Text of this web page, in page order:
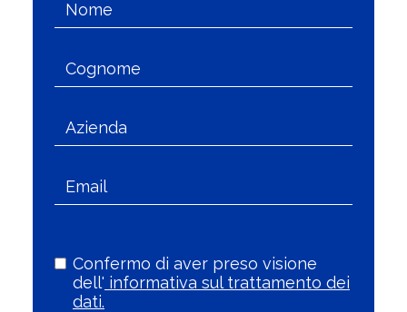
Confermo di aver preso visione
dell' informativa sul trattamento dei
dati.